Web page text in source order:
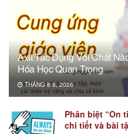
Axit Tác Dụng Với Chất
Hóa Học Quan Trọng
THÁNG 8 6, 2026
Phân biệt “On
chi tiết và bài